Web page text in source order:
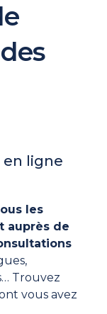
ligne
les
auprès de
Trouvez
vous avez